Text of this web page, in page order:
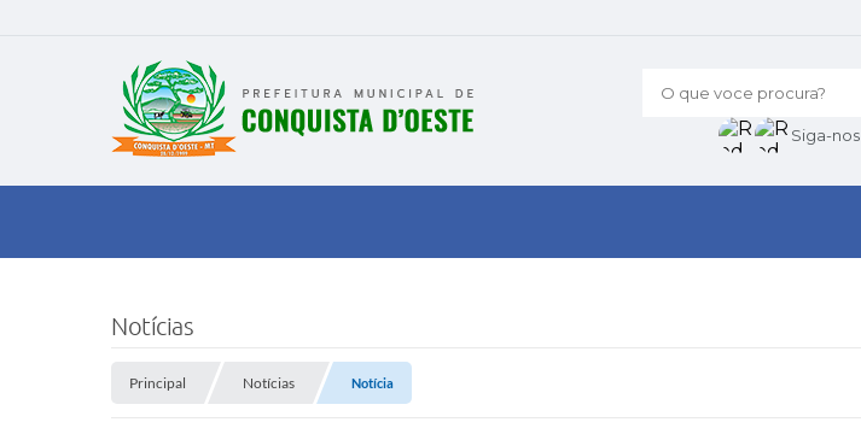
O que voce procura?
Siga-nos
Notícias
Principal Notícias Notícia